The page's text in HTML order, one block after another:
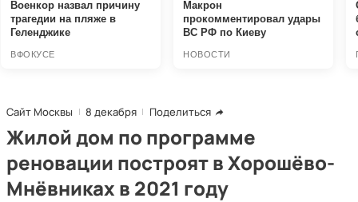
Сайт Москвы 8 декабря Поделиться
Жилой дом по программе
реновации построят в Хорошёво-
Мнёвниках в 2021 году